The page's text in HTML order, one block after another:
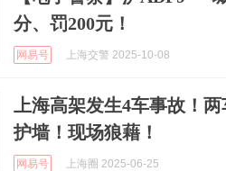
分、罚200元！
网易号 上海交警 2025-10-08
上海高架发生4车事故！
护墙！现场狼藉！
网易号 上海圈 2025-06-25